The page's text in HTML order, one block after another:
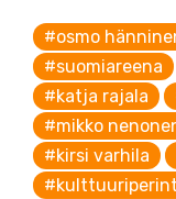
#osmo
#suomiareena
#katja rajala
#mikko
#kirsi varhila